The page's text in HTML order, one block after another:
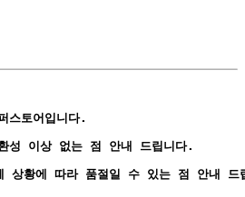
스토어입니다.
성 이상 없는 점 안내 드립니다.
상황에 따라 품절일 수 있는 점 안내 드